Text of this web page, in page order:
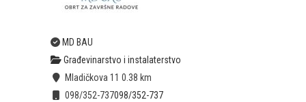
MD BAU
Građevinarstvo i instalaterstvo
Mladičkova 11 0.38 km
098/352-737098/352-737